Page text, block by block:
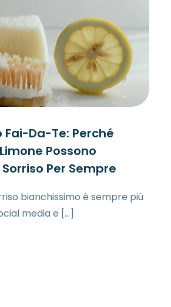
Da-Te: Perché
Possono
Per Sempre
bianchissimo è sempre più
media e […]